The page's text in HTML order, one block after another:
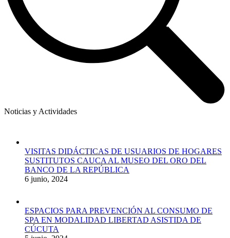
Noticias y Actividades
VISITAS DIDÁCTICAS DE USUARIOS DE HOGARES
SUSTITUTOS CAUCA AL MUSEO DEL ORO DEL
BANCO DE LA REPÚBLICA
6 junio, 2024
ESPACIOS PARA PREVENCIÓN AL CONSUMO DE
SPA EN MODALIDAD LIBERTAD ASISTIDA DE
CÚCUTA